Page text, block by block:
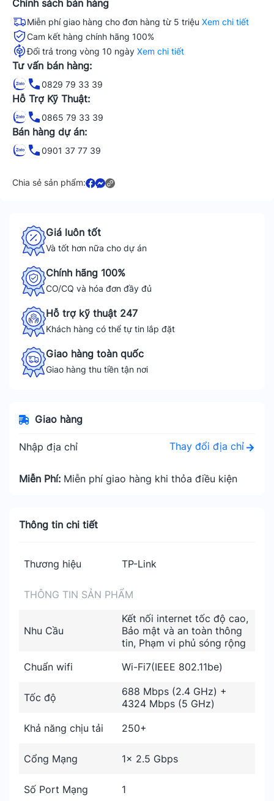
Chính sách bán hàng
Miễn phí giao hàng cho đơn hàng từ 5 triệu Xem chi tiết
Cam kết hàng chính hãng 100%
Đổi trả trong vòng 10 ngày Xem chi tiết
Tư vấn bán hàng:
0829 79 33 39
Hỗ Trợ Kỹ Thuật:
0865 79 33 39
Bán hàng dự án:
0901 37 77 39
Chia sẻ sản phẩm:
Giá luôn tốt
Và tốt hơn nữa cho dự án
Chính hãng 100%
CO/CQ và hóa đơn đầy đủ
Hỗ trợ kỹ thuật 247
Khách hàng có thể tự tin lắp đặt
Giao hàng toàn quốc
Giao hàng thu tiền tận nơi
Giao hàng
Nhập địa chỉ Thay đổi địa chỉ
Miễn Phí: Miễn phí giao hàng khi thỏa điều kiện
Thông tin chi tiết
Thương hiệu TP-Link
THÔNG TIN SẢN PHẨM
Nhu Cầu
Kết nối internet tốc độ cao,
Bảo mật và an toàn thông
tin, Phạm vi phủ sóng rộng
Chuẩn wifi
Wi-Fi7(IEEE 802.11be)
Tốc độ
688 Mbps (2.4 GHz) +
4324 Mbps (5 GHz)
Khả năng chịu tải
250+
Cổng Mạng 1× 2.5 Gbps
Số Port Mạng 1